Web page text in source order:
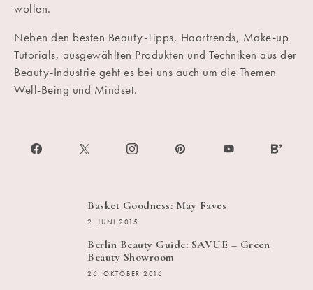
wollen.
Neben den besten Beauty-Tipps, Haartrends, Make-up
Tutorials, ausgewählten Produkten und Techniken aus der
Beauty-Industrie geht es bei uns auch um die Themen
Well-Being und Mindset.
Basket Goodness: May Faves
2. JUNI 2015
Berlin Beauty Guide: SAVUE – Green
Beauty Showroom
26. OKTOBER 2016